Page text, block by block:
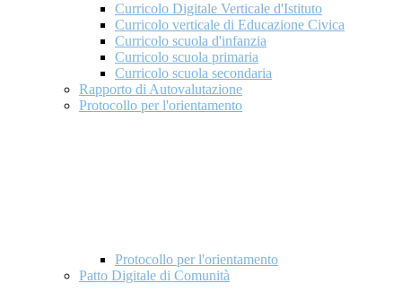
Curricolo Digitale Verticale d'Istituto
Curricolo verticale di Educazione Civica
Curricolo scuola d'infanzia
Curricolo scuola primaria
Curricolo scuola secondaria
Rapporto di Autovalutazione
Protocollo per l'orientamento
Protocollo per l'orientamento
Patto Digitale di Comunità